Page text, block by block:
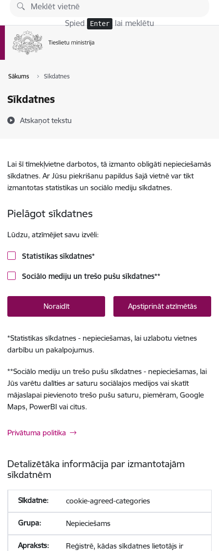
Pāriet uz lapas saturu
Spied Enter lai meklētu
Sākums Sīkdatnes
Sīkdatnes
Atskaņot tekstu
Lai šī tīmekļvietne darbotos, tā izmanto obligāti nepieciešamās
sīkdatnes. Ar Jūsu piekrišanu papildus šajā vietnē var tikt
izmantotas statistikas un sociālo mediju sīkdatnes.
Pielāgot sīkdatnes
Lūdzu, atzīmējiet savu izvēli:
Statistikas sīkdatnes*
Sociālo mediju un trešo pušu sīkdatnes**
Noraidīt Apstiprināt atzīmētās
*Statistikas sīkdatnes - nepieciešamas, lai uzlabotu vietnes
darbību un pakalpojumus.
**Sociālo mediju un trešo pušu sīkdatnes - nepieciešamas, lai
Jūs varētu dalīties ar saturu sociālajos medijos vai skatīt
mājaslapai pievienoto trešo pušu saturu, piemēram, Google
Maps, PowerBI vai citus.
Privātuma politika
Detalizētāka informācija par izmantotajām
sīkdatnēm
cookie-agreed-categories
Nepieciešams
Reģistrē, kādas sīkdatnes lietotājs ir